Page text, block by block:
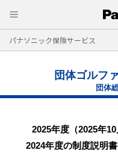
パナソニック保険サービス
団体ゴルフ
団体
2025年度（2025年
2024年度の制度説明